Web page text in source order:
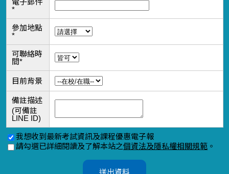
電子郵件
*
參加地點
*
可聯絡時
間*
目前背景
備註描述
(可備註
LINE ID)
我想收到最新考試資訊及課程優惠電子報
請勾選已詳細閱讀及了解本站之個資法及隱私權相關規範 。